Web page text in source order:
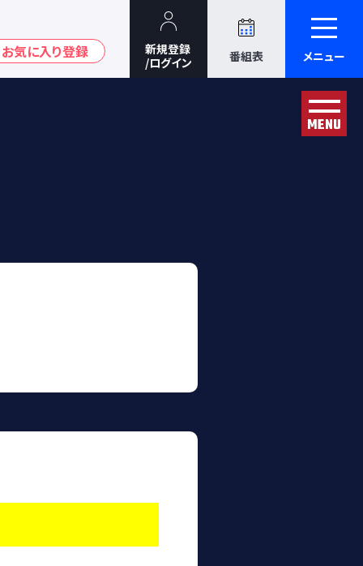
番組表 メニュー
MENU